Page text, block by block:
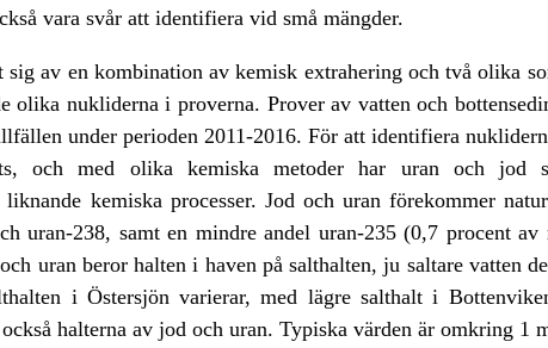
vara svår att identifiera vid små mängder.
sig av en kombination av kemisk extrahering och två olika
olika nukliderna i proverna. Prover av vatten och
under perioden 2011-2016. För att identifiera
och med olika kemiska metoder har uran och jod
liknande kemiska processer. Jod och uran förekommer
uran-238, samt en mindre andel uran-235 (0,7 procent
uran beror halten i haven på salthalten, ju saltare vatten
i Östersjön varierar, med lägre salthalt i
halterna av jod och uran. Typiska värden är omkring 1